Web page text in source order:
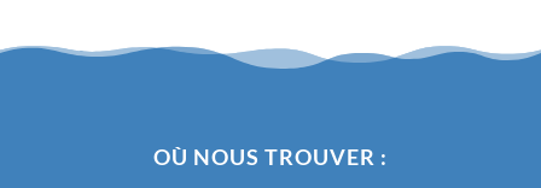
OÙ NOUS TROUVER :